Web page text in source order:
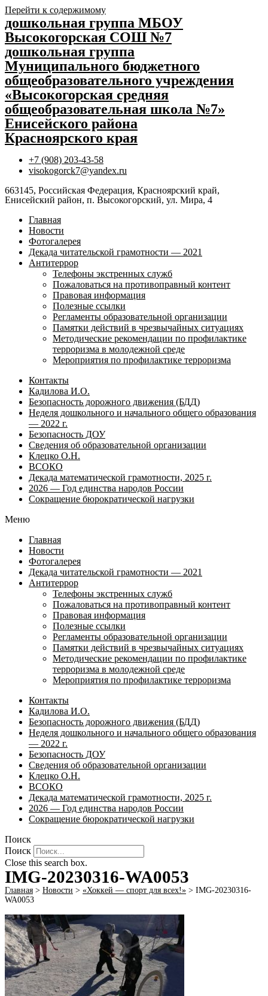
Перейти к содержимому
дошкольная группа МБОУ
Высокогорская СОШ №7
дошкольная группа
Муниципального бюджетного
общеобразовательного учреждения
«Высокогорская средняя
общеобразовательная школа №7»
Енисейского района
Красноярского края
+7 (908) 203-43-58
visokogorck7@yandex.ru
663145, Российская Федерация, Красноярский край,
Енисейский район, п. Высокогорский, ул. Мира, 4
Главная
Новости
Фотогалерея
Декада читательской грамотности — 2021
Антитеррор
Телефоны экстренных служб
Пожаловаться на противоправный контент
Правовая информация
Полезные ссылки
Регламенты образовательной организации
Памятки действий в чрезвычайных ситуациях
Методические рекомендации по профилактике
терроризма в молодежной среде
Мероприятия по профилактике терроризма
Контакты
Кадилова И.О.
Безопасность дорожного движения (БДД)
Неделя дошкольного и начального общего образования
— 2022 г.
Безопасность ДОУ
Сведения об образовательной организации
Клецко О.Н.
ВСОКО
Декада математической грамотности, 2025 г.
2026 — Год единства народов России
Сокращение бюрократической нагрузки
Меню
Главная
Новости
Фотогалерея
Декада читательской грамотности — 2021
Антитеррор
Телефоны экстренных служб
Пожаловаться на противоправный контент
Правовая информация
Полезные ссылки
Регламенты образовательной организации
Памятки действий в чрезвычайных ситуациях
Методические рекомендации по профилактике
терроризма в молодежной среде
Мероприятия по профилактике терроризма
Контакты
Кадилова И.О.
Безопасность дорожного движения (БДД)
Неделя дошкольного и начального общего образования
— 2022 г.
Безопасность ДОУ
Сведения об образовательной организации
Клецко О.Н.
ВСОКО
Декада математической грамотности, 2025 г.
2026 — Год единства народов России
Сокращение бюрократической нагрузки
Поиск
Поиск
Close this search box.
IMG-20230316-WA0053
Главная > Новости > «Хоккей — спорт для всех!» > IMG-20230316-
WA0053